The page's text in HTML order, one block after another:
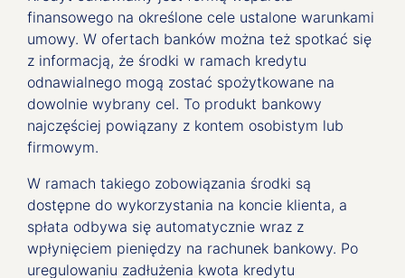
finansowego na określone cele ustalone warunkami
umowy. W ofertach banków można też spotkać się
z informacją, że środki w ramach kredytu
odnawialnego mogą zostać spożytkowane na
dowolnie wybrany cel. To produkt bankowy
najczęściej powiązany z kontem osobistym lub
firmowym.
W ramach takiego zobowiązania środki są
dostępne do wykorzystania na koncie klienta, a
spłata odbywa się automatycznie wraz z
wpłynięciem pieniędzy na rachunek bankowy. Po
uregulowaniu zadłużenia kwota kredytu